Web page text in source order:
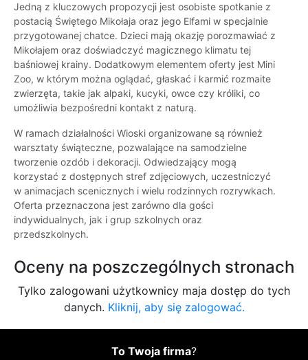
Jedną z kluczowych propozycji jest osobiste spotkanie z
postacią Świętego Mikołaja oraz jego Elfami w specjalnie
przygotowanej chatce. Dzieci mają okazję porozmawiać z
Mikołajem oraz doświadczyć magicznego klimatu tej
baśniowej krainy. Dodatkowym elementem oferty jest Mini
Zoo, w którym można oglądać, głaskać i karmić rozmaite
zwierzęta, takie jak alpaki, kucyki, owce czy króliki, co
umożliwia bezpośredni kontakt z naturą.
W ramach działalności Wioski organizowane są również
warsztaty świąteczne, pozwalające na samodzielne
tworzenie ozdób i dekoracji. Odwiedzający mogą
korzystać z dostępnych stref zdjęciowych, uczestniczyć
w animacjach scenicznych i wielu rodzinnych rozrywkach.
Oferta przeznaczona jest zarówno dla gości
indywidualnych, jak i grup szkolnych oraz
przedszkolnych.
Oceny na poszczególnych stronach
Tylko zalogowani użytkownicy maja dostęp do tych
danych. Kliknij, aby się zalogować.
To Twoja firma?